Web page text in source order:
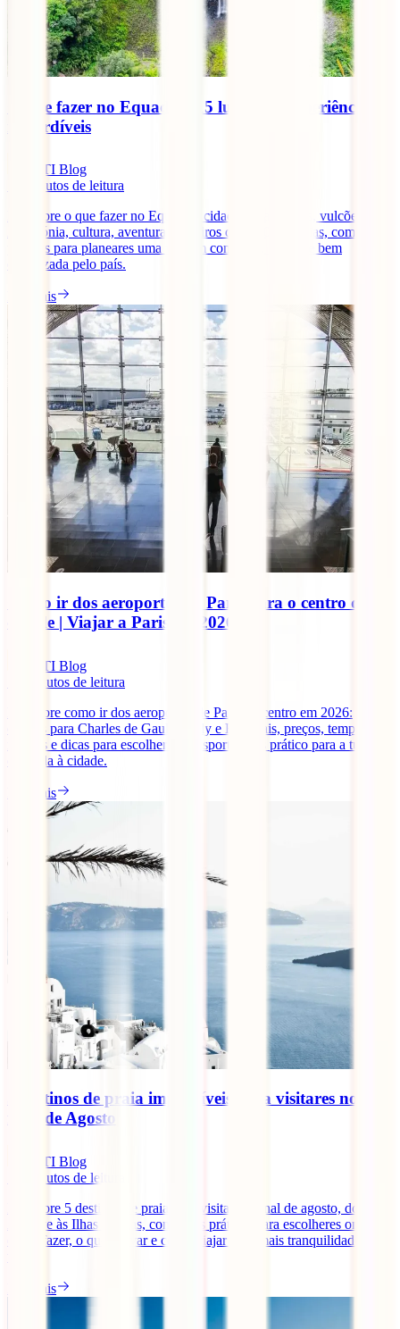
O que fazer no Equador: 15 lugares e experiências
imperdíveis
IATI Blog
minutos de leitura
Descobre o que fazer no Equador: cidades, Galápagos, vulcões,
Amazónia, cultura, aventura e roteiros de 7, 10 e 15 dias, com dicas
práticas para planeares uma viagem completa, segura e bem
organizada pelo país.
Ler mais
Como ir dos aeroportos de Paris para o centro da
cidade | Viajar a Paris em 2026
IATI Blog
minutos de leitura
Descobre como ir dos aeroportos de Paris ao centro em 2026:
opções para Charles de Gaulle, Orly e Beauvais, preços, tempos
médios e dicas para escolher o transporte mais prático para a tua
chegada à cidade.
Ler mais
5 destinos de praia imperdíveis para visitares no
final de Agosto
IATI Blog
minutos de leitura
Descobre 5 destinos de praia para visitar no final de agosto, do
Algarve às Ilhas Gregas, com dicas práticas para escolheres onde ir,
o que fazer, o que provar e como viajar com mais tranquilidade no
Ler mais